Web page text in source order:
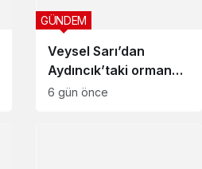
Veysel Sarı’dan
Aydıncık’taki orman
yangını için geçmiş
GÜNDEM
6 gün önce